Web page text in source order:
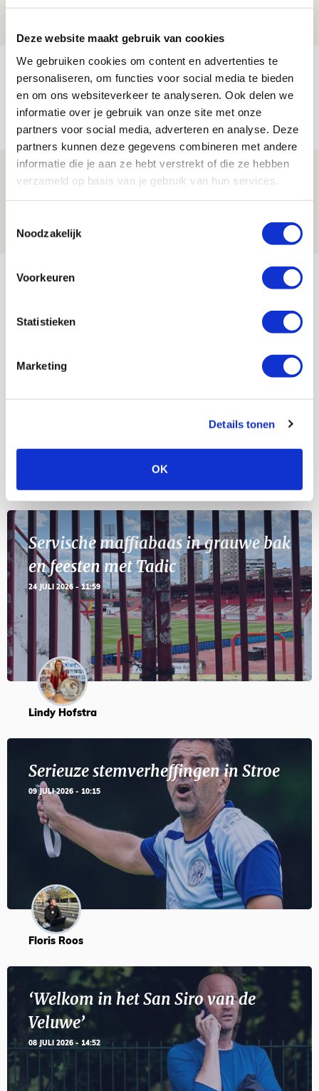
Deze website maakt gebruik van cookies
We gebruiken cookies om content en advertenties te
personaliseren, om functies voor social media te bieden
en om ons websiteverkeer te analyseren. Ook delen we
informatie over je gebruik van onze site met onze
partners voor social media, adverteren en analyse. Deze
partners kunnen deze gegevens combineren met andere
informatie die je aan ze hebt verstrekt of die ze hebben
verzameld op basis van je gebruik van hun services.
Noodzakelijk
Voorkeuren
Statistieken
Marketing
Details tonen
OK
06 AUGUSTUS 2026 - 13:13
Reis jij als mascotte mee naar uitduel
met Telstar?
06 AUGUSTUS 2026 - 13:04
PRIJSVRAAG
Drie dingen die je moet weten over
NIEUWS
AUG
11
Servische maffiabaas in grauwe bak
en feesten met Tadic
24 JULI 2026 - 11:59
Lindy Hofstra
Serieuze stemverheffingen in Stroe
09 JULI 2026 - 10:15
Floris Roos
‘Welkom in het San Siro van de
Veluwe’
08 JULI 2026 - 14:52